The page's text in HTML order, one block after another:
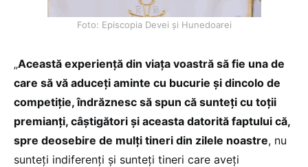
Foto: Episcopia Devei și Hunedoarei
„Această experiență din viața voastră să fie una de
care să vă aduceți aminte cu bucurie și dincolo de
competiție, îndrăznesc să spun că sunteți cu toții
premianți, câștigători și aceasta datorită faptului că,
spre deosebire de mulți tineri din zilele noastre, nu
sunteți indiferenți și sunteți tineri care aveți